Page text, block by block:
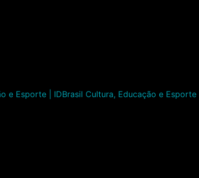
e Esporte | IDBrasil Cultura, Educação e Esporte